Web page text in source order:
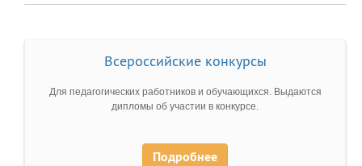
Всероссийские конкурсы
Для педагогических работников и обучающихся. Выдаются
дипломы об участии в конкурсе.
Подробнее